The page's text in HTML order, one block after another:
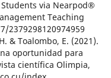
Students via Nearpod®
Teaching
2379298120974959
& Toalombo, E. (2021).
oportunidad para
científica Olimpia,